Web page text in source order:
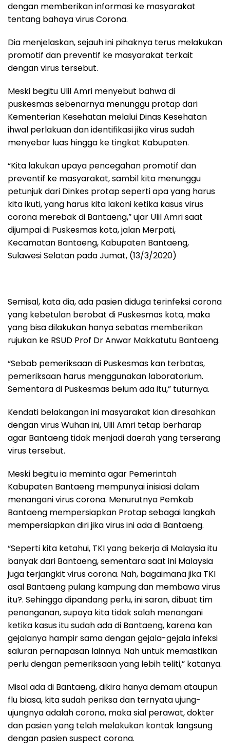
dengan memberikan informasi ke masyarakat
tentang bahaya virus Corona.
Dia menjelaskan, sejauh ini pihaknya terus melakukan
promotif dan preventif ke masyarakat terkait
dengan virus tersebut.
Meski begitu Ulil Amri menyebut bahwa di
puskesmas sebenarnya menunggu protap dari
Kementerian Kesehatan melalui Dinas Kesehatan
ihwal perlakuan dan identifikasi jika virus sudah
menyebar luas hingga ke tingkat Kabupaten.
“Kita lakukan upaya pencegahan promotif dan
preventif ke masyarakat, sambil kita menunggu
petunjuk dari Dinkes protap seperti apa yang harus
kita ikuti, yang harus kita lakoni ketika kasus virus
corona merebak di Bantaeng,” ujar Ulil Amri saat
dijumpai di Puskesmas kota, jalan Merpati,
Kecamatan Bantaeng, Kabupaten Bantaeng,
Sulawesi Selatan pada Jumat, (13/3/2020)
Semisal, kata dia, ada pasien diduga terinfeksi corona
yang kebetulan berobat di Puskesmas kota, maka
yang bisa dilakukan hanya sebatas memberikan
rujukan ke RSUD Prof Dr Anwar Makkatutu Bantaeng.
“Sebab pemeriksaan di Puskesmas kan terbatas,
pemeriksaan harus menggunakan laboratorium.
Sementara di Puskesmas belum ada itu,” tuturnya.
Kendati belakangan ini masyarakat kian diresahkan
dengan virus Wuhan ini, Ulil Amri tetap berharap
agar Bantaeng tidak menjadi daerah yang terserang
virus tersebut.
Meski begitu ia meminta agar Pemerintah
Kabupaten Bantaeng mempunyai inisiasi dalam
menangani virus corona. Menurutnya Pemkab
Bantaeng mempersiapkan Protap sebagai langkah
mempersiapkan diri jika virus ini ada di Bantaeng.
“Seperti kita ketahui, TKI yang bekerja di Malaysia itu
banyak dari Bantaeng, sementara saat ini Malaysia
juga terjangkit virus corona. Nah, bagaimana jika TKI
asal Bantaeng pulang kampung dan membawa virus
itu?. Sehingga dipandang perlu, ini saran, dibuat tim
penanganan, supaya kita tidak salah menangani
ketika kasus itu sudah ada di Bantaeng, karena kan
gejalanya hampir sama dengan gejala-gejala infeksi
saluran pernapasan lainnya. Nah untuk memastikan
perlu dengan pemeriksaan yang lebih teliti,” katanya.
Misal ada di Bantaeng, dikira hanya demam ataupun
flu biasa, kita sudah periksa dan ternyata ujung-
ujungnya adalah corona, maka sial perawat, dokter
dan pasien yang telah melakukan kontak langsung
dengan pasien suspect corona.